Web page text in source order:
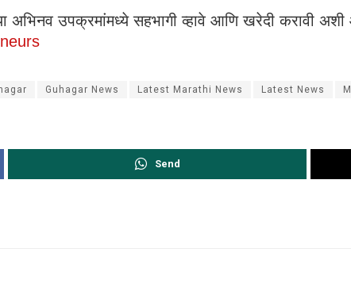
या अभिनव उपक्रमांमध्ये सहभागी व्हावे आणि खरेदी करावी
Guhagar News Latest Marathi News Latest News
Send